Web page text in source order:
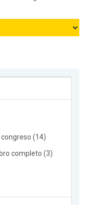
(14)
completo (3)